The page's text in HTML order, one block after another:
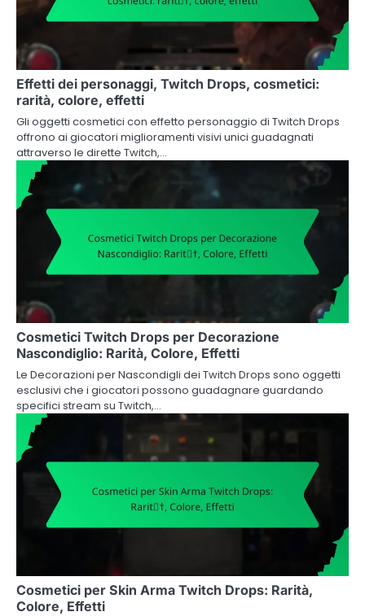
Effetti dei personaggi, Twitch Drops, cosmetici:
rarità, colore, effetti
Gli oggetti cosmetici con effetto personaggio di Twitch Drops
offrono ai giocatori miglioramenti visivi unici guadagnati
attraverso le dirette Twitch,…
Cosmetici Twitch Drops per Decorazione
Nascondiglio: Rarità, Colore, Effetti
Le Decorazioni per Nascondigli dei Twitch Drops sono oggetti
esclusivi che i giocatori possono guadagnare guardando
specifici stream su Twitch,…
Cosmetici per Skin Arma Twitch Drops: Rarità,
Colore, Effetti